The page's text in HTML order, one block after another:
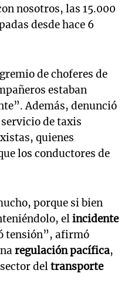
nosotros, las 15.000
desde hace 6
de choferes de
estaban
Además, denunció
de taxis
quienes
los conductores de
porque si bien
elincidente
tensión”, afirmó
regulación pacífica,
deltransporte